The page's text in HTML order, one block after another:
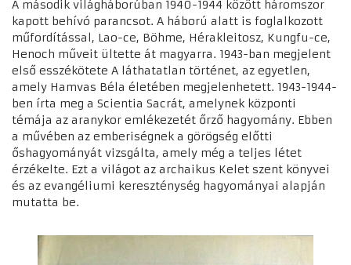
A második világháborúban 1940-1944 között háromszor
kapott behívó parancsot. A háború alatt is foglalkozott
műfordítással, Lao-ce, Böhme, Hérakleitosz, Kungfu-ce,
Henoch műveit ültette át magyarra. 1943-ban megjelent
első esszékötete A láthatatlan történet, az egyetlen,
amely Hamvas Béla életében megjelenhetett. 1943-1944-
ben írta meg a Scientia Sacrát, amelynek központi
témája az aranykor emlékezetét őrző hagyomány. Ebben
a művében az emberiségnek a görögség előtti
őshagyományát vizsgálta, amely még a teljes létet
érzékelte. Ezt a világot az archaikus Kelet szent könyvei
és az evangéliumi kereszténység hagyományai alapján
mutatta be.